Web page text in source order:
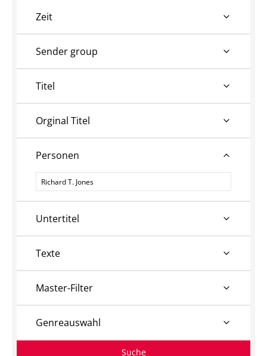
Zeit
Sender group
Titel
Orginal Titel
Personen
Personen
Untertitel
Texte
Master-Filter
Genreauswahl
Suche